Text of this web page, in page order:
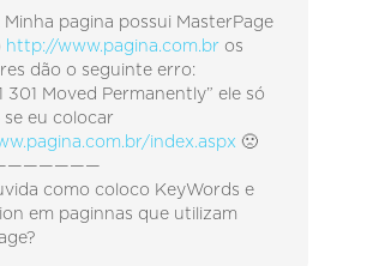
Minha pagina possui MasterPage
http://www.pagina.com.br os
dão o seguinte erro:
301 Moved Permanently” ele só
se eu colocar
index.aspx 🙁
como coloco KeyWords e
em paginnas que utilizam